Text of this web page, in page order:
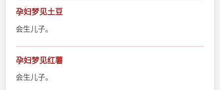
孕妇梦见土豆
会生儿子。
孕妇梦见红薯
会生儿子。